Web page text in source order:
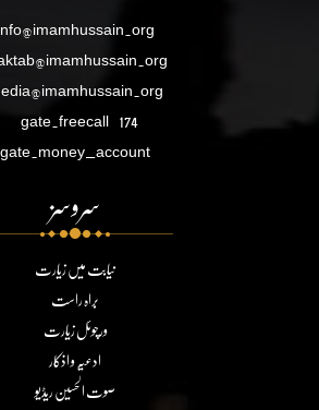
gate.freecall 174
gate.money_account
سروسز
نیابت میں زیارت
براہ راست
ورچوئل زیارت
ادعیہ و اذکار
صوت الحسین ریڈیو